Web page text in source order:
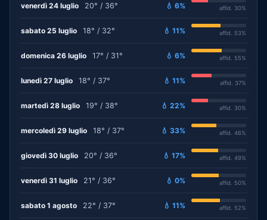
venerdì 24 luglio 20° / 36° 💧 6% affid. 30%
sabato 25 luglio 18° / 32° 💧 11% affid. 53%
domenica 26 luglio 17° / 31° 💧 6% affid. 55%
lunedì 27 luglio 18° / 37° 💧 11% affid. 37%
martedì 28 luglio 19° / 38° 💧 22% affid. 30%
mercoledì 29 luglio 18° / 37° 💧 33% affid. 46%
giovedì 30 luglio 20° / 36° 💧 17% affid. 49%
venerdì 31 luglio 21° / 36° 💧 0% affid. 50%
sabato 1 agosto 22° / 37° 💧 11% affid. 52%